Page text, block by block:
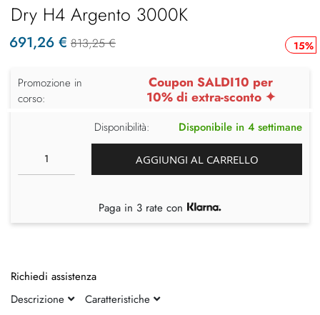
Dry H4 Argento 3000K
15%
691,26 € 813,25 €
Promozione in
corso:
Coupon SALDI10 per
10% di extra-sconto ✦
Disponibilità: Disponibile in 4 settimane
AGGIUNGI AL CARRELLO
Paga in 3 rate con
Richiedi assistenza
Descrizione
Caratteristiche